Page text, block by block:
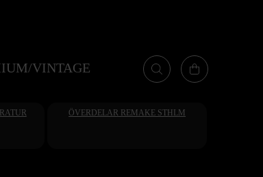
VINTAGE
ÖVERDELAR REMAKE STHLM